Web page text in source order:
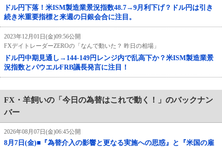
ドル円下落！米ISM製造業景況指数48.7→9月利下げ？ドル円は引き
続き米重要指標と来週の日銀会合に注目。
2023年12月01日(金)09:56公開
FXデイトレーダーZEROの「なんで動いた？ 昨日の相場」
ドル円中期見通し→144-149円レンジ内で乱高下か？米ISM製造業景
況指数とパウエルFRB議長発言に注目！
FX・羊飼いの「今日の為替はこれで動く！」のバックナン
バー
2026年08月07日(金)06:45公開
8月7日(金)■『為替介入の影響と更なる実施への思惑』と『米国の雇